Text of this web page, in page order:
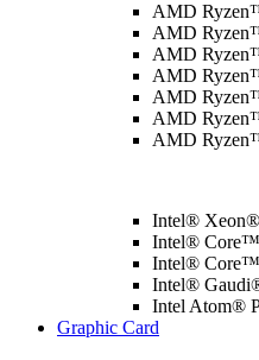
AMD
AMD
AMD
AMD
AMD
AMD
AMD
Intel® Xeon®
Intel® Core™
Intel® Core™
Intel®
Intel Atom®
Graphic Card